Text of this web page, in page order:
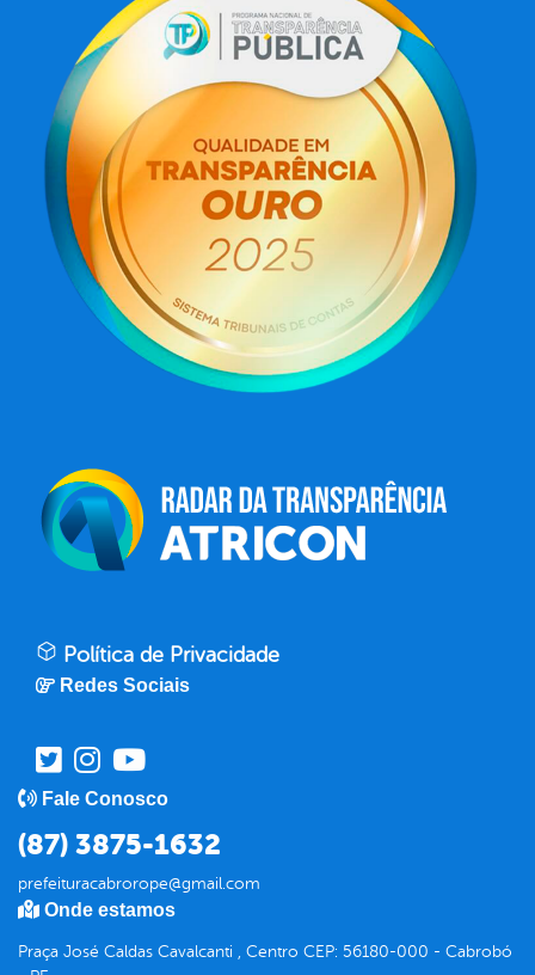
Política de Privacidade
Redes Sociais
Fale Conosco
(87) 3875-1632
prefeituracabrorope@gmail.com
Onde estamos
Praça José Caldas Cavalcanti , Centro CEP: 56180-000 - Cabrobó